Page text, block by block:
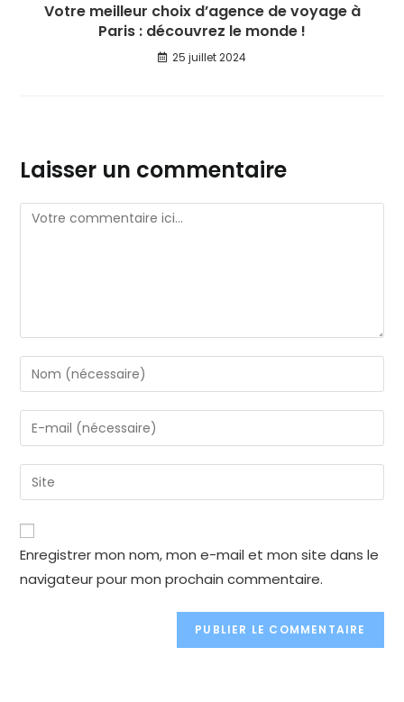
Votre meilleur choix d’agence de voyage à
Paris : découvrez le monde !
25 juillet 2024
Laisser un commentaire
Comment
Enter
your
name
or
to
comment
Enter
your
email
address
comment
Enter
your
website
URL
(optional)
Enregistrer mon nom, mon e-mail et mon site dans le
navigateur pour mon prochain commentaire.